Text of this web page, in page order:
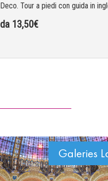
Deco. Tour a piedi con guida in
da 13,50€
Galeries